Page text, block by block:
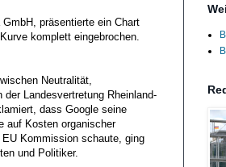
präsentierte ein Chart
komplett eingebrochen.
Neutralität,
Landesvertretung Rheinland-
dass Google seine
auf Kosten organischer
Kommission schaute, ging
und Politiker.